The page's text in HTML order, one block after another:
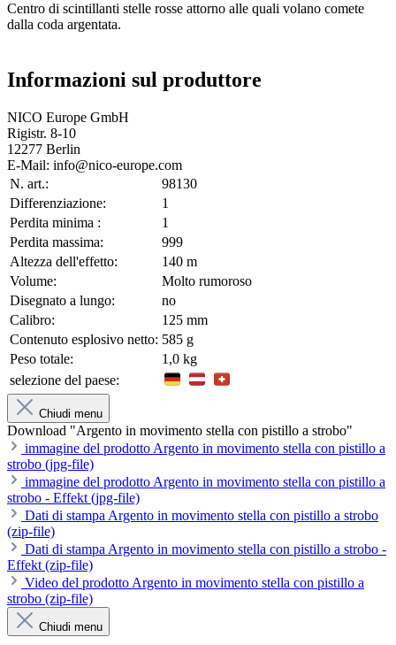
Centro di scintillanti stelle rosse attorno alle quali volano comete
dalla coda argentata.
Informazioni sul produttore
NICO Europe GmbH
Rigistr. 8-10
12277 Berlin
E-Mail: info@nico-europe.com
N. art.:
98130
Differenziazione:
1
Perdita minima :
1
Perdita massima:
999
Altezza dell'effetto:
140 m
Volume:
Molto rumoroso
Disegnato a lungo:
no
Calibro:
125 mm
Contenuto esplosivo netto: 585 g
Peso totale:
1,0 kg
selezione del paese:
Chiudi menu
Download "Argento in movimento stella con pistillo a strobo"
immagine del prodotto Argento in movimento stella con pistillo a
strobo (jpg-file)
immagine del prodotto Argento in movimento stella con pistillo a
strobo - Effekt (jpg-file)
Dati di stampa Argento in movimento stella con pistillo a strobo
(zip-file)
Dati di stampa Argento in movimento stella con pistillo a strobo -
Effekt (zip-file)
Video del prodotto Argento in movimento stella con pistillo a
strobo (zip-file)
Chiudi menu